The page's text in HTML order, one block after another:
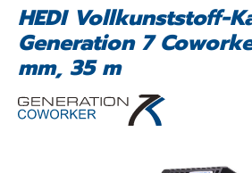
HEDI Vollkunststoff-
Generation 7
mm, 35 m